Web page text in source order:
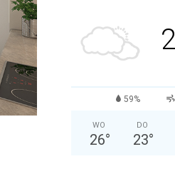
59%
WO
26°
DO
23°